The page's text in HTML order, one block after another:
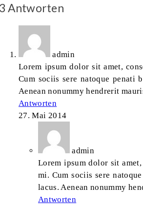
Antworten
admin
Lorem ipsum dolor sit amet,
Cum sociis sere natoque penati
Aenean nonummy hendrerit
Antworten
27. Mai 2014
admin
Lorem ipsum dolor sit
mi. Cum sociis sere
lacus. Aenean nonummy
Antworten